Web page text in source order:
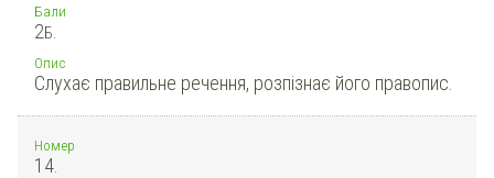
Бали
2Б.
Опис
Слухає правильне речення, розпізнає його правопис.
Номер
14.